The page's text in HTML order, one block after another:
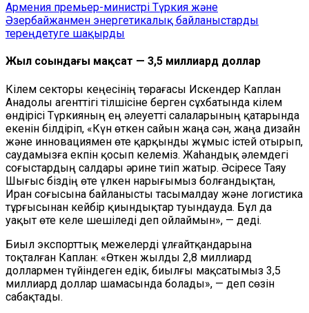
Армения премьер-министрі Түркия және
Әзербайжанмен энергетикалық байланыстарды
тереңдетуге шақырды
Жыл соңындағы мақсат — 3,5 миллиард доллар
Кілем секторы кеңесінің төрағасы Искендер Каплан
Анадолы агенттігі тілшісіне берген сұхбатында кілем
өндірісі Түркияның ең әлеуетті салаларының қатарында
екенін білдіріп, «Күн өткен сайын жаңа сән, жаңа дизайн
және инновациямен өте қарқынды жұмыс істей отырып,
саудамызға екпін қосып келеміз. Жаһандық әлемдегі
соғыстардың салдары әрине тиіп жатыр. Әсіресе Таяу
Шығыс біздің өте үлкен нарығымыз болғандықтан,
Иран соғысына байланысты тасымалдау және логистика
тұрғысынан кейбір қиындықтар туындауда. Бұл да
уақыт өте келе шешіледі деп ойлаймын», — деді.
Биыл экспорттық межелерді ұлғайтқандарына
тоқталған Каплан: «Өткен жылды 2,8 миллиард
доллармен түйіндеген едік, биылғы мақсатымыз 3,5
миллиард доллар шамасында болады», — деп сөзін
сабақтады.